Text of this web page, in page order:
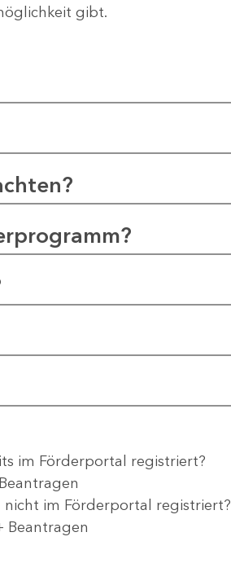
gibt.
im Förderportal registriert?
nicht im Förderportal registriert?
Beantragen